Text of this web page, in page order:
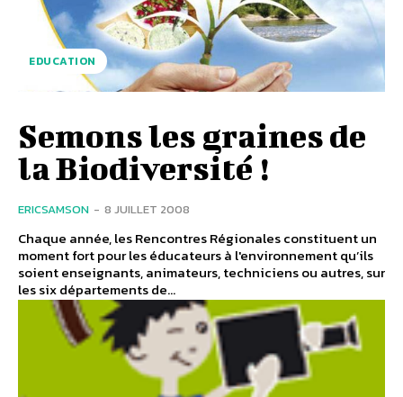
EDUCATION
Semons les graines de
la Biodiversité !
ERICSAMSON - 8 JUILLET 2008
Chaque année, les Rencontres Régionales constituent un
moment fort pour les éducateurs à l'environnement qu’ils
soient enseignants, animateurs, techniciens ou autres, sur
les six départements de...